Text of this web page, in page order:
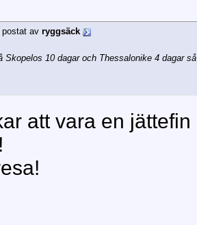
postat av ryggsäck
Skopelos 10 dagar och Thessalonike 4 dagar
att vara en